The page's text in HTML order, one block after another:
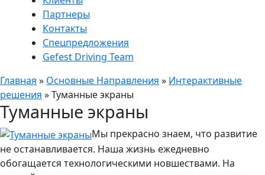
Партнеры
Контакты
Спецпредложения
Gefest Driving Team
Главная » Основные Направления » Интерактивные
решения »Туманные экраны
Туманные экраны
Мы прекрасно знаем, что развитие
не останавливается. Наша жизнь ежедневно
обогащается технологическими новшествами. На